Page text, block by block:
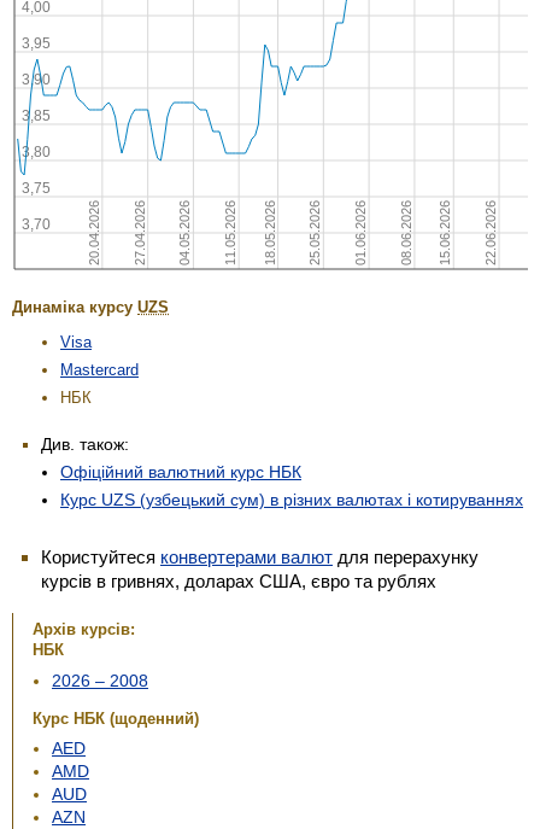
Динаміка курсу UZS
Visa
Mastercard
НБК
Див. також:
Офіційний валютний курс НБК
Курс UZS (узбецький сум) в різних валютах і котируваннях
Користуйтеся конвертерами валют для перерахунку
курсів в гривнях, доларах США, євро та рублях
Архів курсів:
НБК
2026 – 2008
Курс НБК (щоденний)
AED
AMD
AUD
AZN